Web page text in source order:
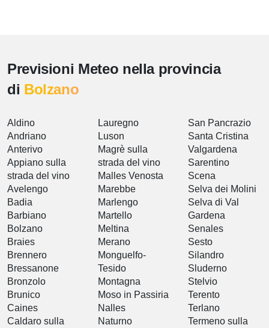
Previsioni Meteo nella provincia
di Bolzano
Aldino
Andriano
Anterivo
Appiano sulla
strada del vino
Avelengo
Badia
Barbiano
Bolzano
Braies
Brennero
Bressanone
Bronzolo
Brunico
Caines
Caldaro sulla
Lauregno
Luson
Magrè sulla
strada del vino
Malles Venosta
Marebbe
Marlengo
Martello
Meltina
Merano
Monguelfo-
Tesido
Montagna
Moso in Passiria
Nalles
Naturno
San Pancrazio
Santa Cristina
Valgardena
Sarentino
Scena
Selva dei Molini
Selva di Val
Gardena
Senales
Sesto
Silandro
Sluderno
Stelvio
Terento
Terlano
Termeno sulla